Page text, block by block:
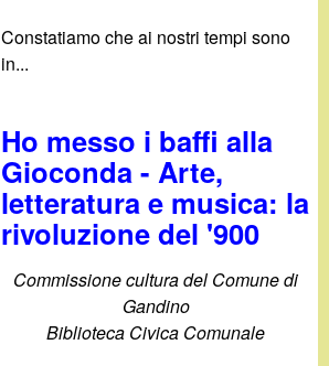
Constatiamo che ai nostri tempi sono
in...
Ho messo i baffi alla
Gioconda - Arte,
letteratura e musica: la
rivoluzione del '900
Commissione cultura del Comune di
Gandino
Biblioteca Civica Comunale